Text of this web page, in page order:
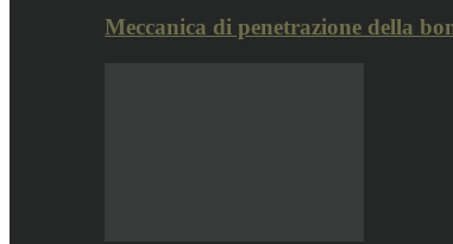
Meccanica di penetrazione della